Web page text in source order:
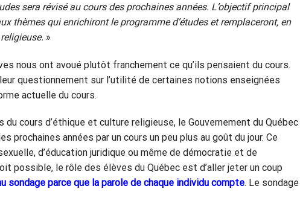
sera révisé au cours des prochaines années. L’objectif principal
thèmes qui enrichiront le programme d’études et remplaceront, en
»
nous ont avoué plutôt franchement ce qu’ils pensaient du cours.
questionnement sur l’utilité de certaines notions enseignées
actuelle du cours.
du cours d’éthique et culture religieuse, le Gouvernement du Québec
prochaines années par un cours un peu plus au goût du jour. Ce
d’éducation juridique ou même de démocratie et de
possible, le rôle des élèves du Québec est d’aller jeter un coup
sondage parce que la parole de chaque individu compte. Le sondage